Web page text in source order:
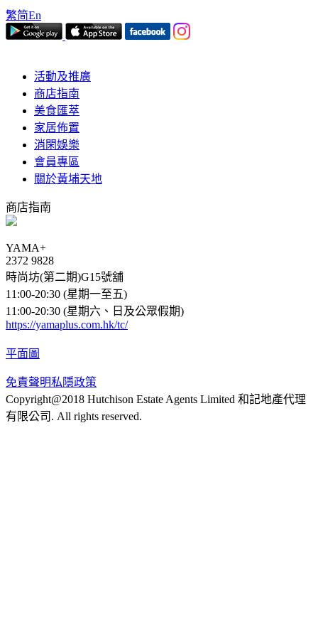
繁简En
活動及推廣
商店指南
美食匯萃
家居佈置
消閑娛樂
會員專區
關於黃埔天地
商店指南
YAMA+
2372 9828
時尚坊(第二期)G15號舖
11:00-20:30 (星期一至五)
11:00-20:30 (星期六、日及公眾假期)
https://yamaplus.com.hk/tc/
平面圖
免責聲明私隱政策
Copyright@2018 Hutchison Estate Agents Limited 和記地產代理
有限公司. All rights reserved.